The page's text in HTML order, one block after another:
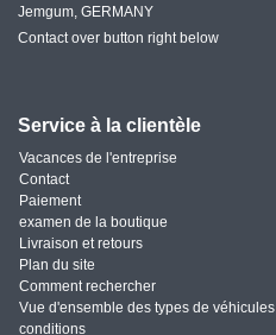
Jemgum, GERMANY
Contact over button right below
Service à la clientèle
Vacances de l'entreprise
Contact
Paiement
examen de la boutique
Livraison et retours
Plan du site
Comment rechercher
Vue d'ensemble des types de véhicules
conditions